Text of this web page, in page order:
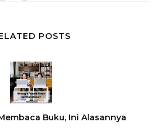
POSTS
Buku, Ini Alasannya